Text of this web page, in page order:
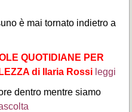
è mai tornato indietro a
QUOTIDIANE PER
di Ilaria Rossi leggi
dentro mentre siamo